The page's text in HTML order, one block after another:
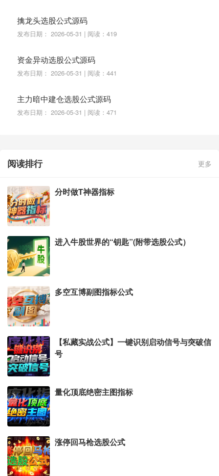
擒龙头选股公式源码
发布日期： 2026-05-31 | 阅读：419
资金异动选股公式源码
发布日期： 2026-05-31 | 阅读：441
主力暗中建仓选股公式源码
发布日期： 2026-05-31 | 阅读：471
阅读排行 更多
分时做T神器指标
进入牛股世界的“钥匙”(附带选股公式）
多空互博副图指标公式
【私藏实战公式】一键识别启动信号与突破信
号
量化顶底绝密主图指标
涨停回马枪选股公式